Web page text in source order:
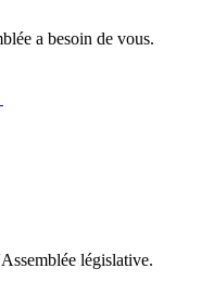
a besoin de vous.
législative.